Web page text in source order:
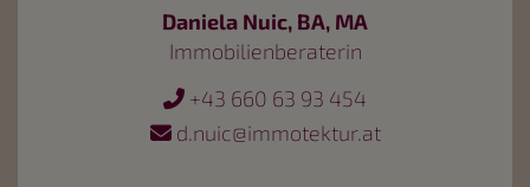
Daniela Nuic, BA, MA
Immobilienberaterin
+43 660 63 93 454
d.nuic@immotektur.at